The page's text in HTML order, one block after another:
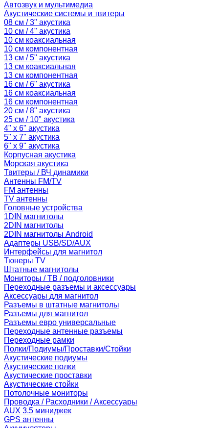
Автозвук и мультимедиа
Акустические системы и твитеры
08 см / 3" акустика
10 см / 4" акустика
10 см коаксиальная
10 см компонентная
13 см / 5" акустика
13 см коаксиальная
13 см компонентная
16 см / 6" акустика
16 см коаксиальная
16 см компонентная
20 см / 8" акустика
25 см / 10" акустика
4" x 6" акустика
5" x 7" акустика
6" x 9" акустика
Корпусная акустика
Морская акустика
Твитеры / ВЧ динамики
Антенны FM/TV
FM антенны
TV антенны
Головные устройства
1DIN магнитолы
2DIN магнитолы
2DIN магнитолы Android
Адаптеры USB/SD/AUX
Интерфейсы для магнитол
Тюнеры TV
Штатные магнитолы
Мониторы / ТВ / подголовники
Переходные разъемы и аксессуары
Аксессуары для магнитол
Разъемы в штатные магнитолы
Разъемы для магнитол
Разъемы евро универсальные
Переходные антенные разъемы
Переходные рамки
Полки/Подиумы/Проставки/Стойки
Акустические подиумы
Акустические полки
Акустические проставки
Акустические стойки
Потолочные мониторы
Проводка / Расходники / Аксессуары
AUX 3.5 миниджек
GPS антенны